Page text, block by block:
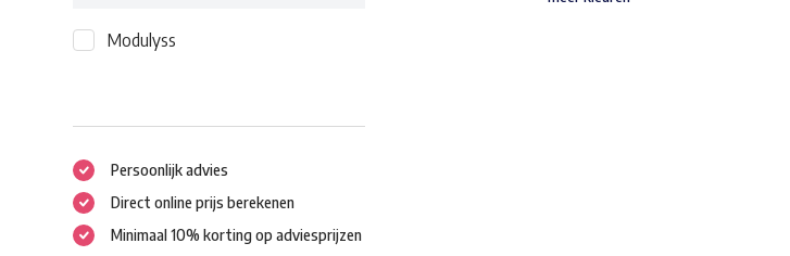
Modulyss
Persoonlijk advies
Direct online prijs berekenen
Minimaal 10% korting op adviesprijzen